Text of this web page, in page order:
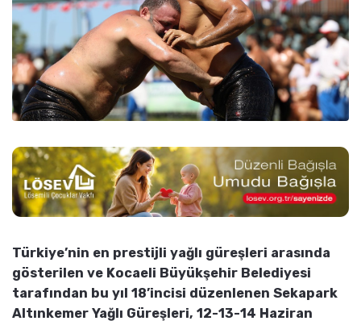
Türkiye’nin en prestijli yağlı güreşleri arasında
gösterilen ve Kocaeli Büyükşehir Belediyesi
tarafından bu yıl 18’incisi düzenlenen Sekapark
Altınkemer Yağlı Güreşleri, 12-13-14 Haziran